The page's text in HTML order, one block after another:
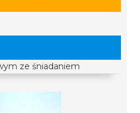
ze śniadaniem